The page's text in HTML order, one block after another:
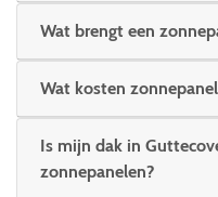
Wat brengt een
Wat kosten
Is mijn dak in
zonnepanelen?